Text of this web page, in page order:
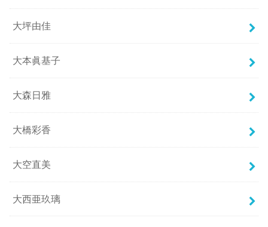
大坪由佳
大本眞基子
大森日雅
大橋彩香
大空直美
大西亜玖璃